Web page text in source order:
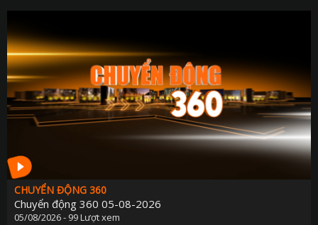
CHUYỂN ĐỘNG 360
Chuyển động 360 05-08-2026
05/08/2026 - 99 Lượt xem